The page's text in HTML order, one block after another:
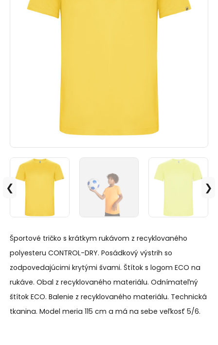
❮ ❯
Športové tričko s krátkym rukávom z recyklovaného
polyesteru CONTROL-DRY. Posádkový výstrih so
zodpovedajúcimi krytými švami. Štítok s logom ECO na
rukáve. Obal z recyklovaného materiálu. Odnímateľný
štítok ECO. Balenie z recyklovaného materiálu. Technická
tkanina. Model meria 115 cm a má na sebe veľkosť 5/6.